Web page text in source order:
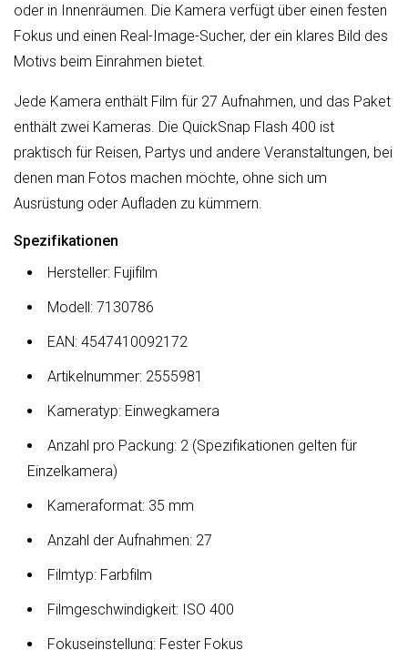
oder in Innenräumen. Die Kamera verfügt über einen festen
Fokus und einen Real-Image-Sucher, der ein klares Bild des
Motivs beim Einrahmen bietet.
Jede Kamera enthält Film für 27 Aufnahmen, und das Paket
enthält zwei Kameras. Die QuickSnap Flash 400 ist
praktisch für Reisen, Partys und andere Veranstaltungen, bei
denen man Fotos machen möchte, ohne sich um
Ausrüstung oder Aufladen zu kümmern.
Spezifikationen
Hersteller: Fujifilm
Modell: 7130786
EAN: 4547410092172
Artikelnummer: 2555981
Kameratyp: Einwegkamera
Anzahl pro Packung: 2 (Spezifikationen gelten für
Einzelkamera)
Kameraformat: 35 mm
Anzahl der Aufnahmen: 27
Filmtyp: Farbfilm
Filmgeschwindigkeit: ISO 400
Fokuseinstellung: Fester Fokus